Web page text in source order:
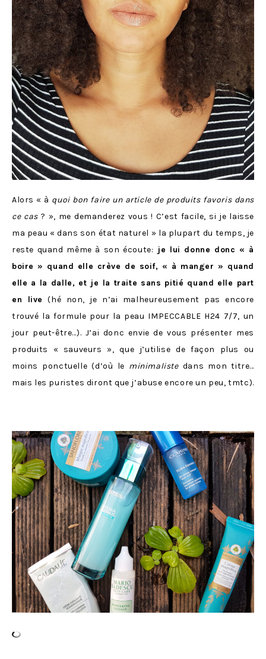
Alors « à quoi bon faire un article de produits favoris dans
ce cas? », me demanderez vous ! C’est facile, si je laisse
ma peau « dans son état naturel » la plupart du temps, je
reste quand même à son écoute: je lui donne donc « à
boire » quand elle crève de soif, « à manger » quand
elle a la dalle, et je la traite sans pitié quand elle part
en live (hé non, je n’ai malheureusement pas encore
trouvé la formule pour la peau IMPECCABLE H24 7/7, un
jour peut-être…). J’ai donc envie de vous présenter mes
produits « sauveurs », que j’utilise de façon plus ou
moins ponctuelle (d’où le minimalistedans mon titre…
mais les puristes diront que j’abuse encore un peu, tmtc).